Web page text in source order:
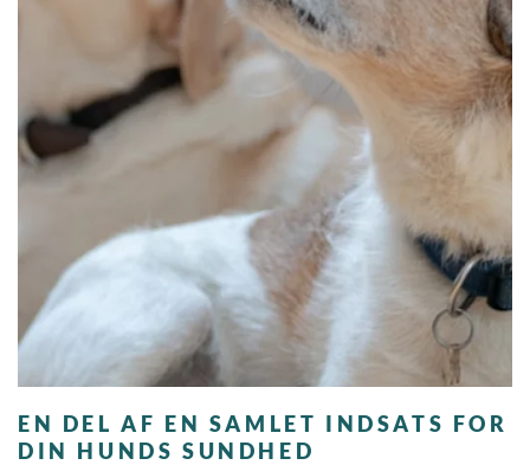
EN DEL AF EN SAMLET INDSATS FOR
DIN HUNDS SUNDHED